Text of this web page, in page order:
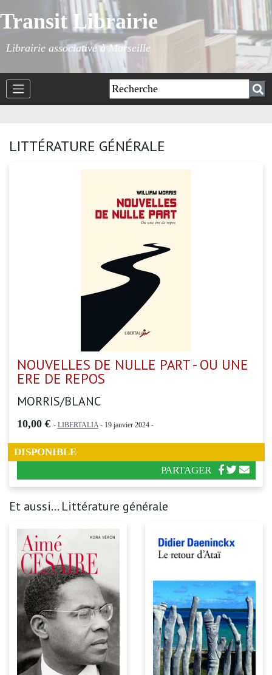
Transit Librairie
Librairie associative à Marseille
LITTÉRATURE GÉNÉRALE
NOUVELLES DE NULLE PART - OU UNE
ERE DE REPOS
MORRIS/BLANC
10,00 € - LIBERTALIA- 19 janvier 2024 -
DISPONIBLE
PARTAGER
Et aussi... Littérature générale